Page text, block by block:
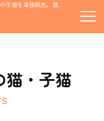
ブリーダー直販の子猫販売サイト-全国の優良ブリーダーの子猫を直接販売。猫の里親募集情報も掲載
猫・子猫